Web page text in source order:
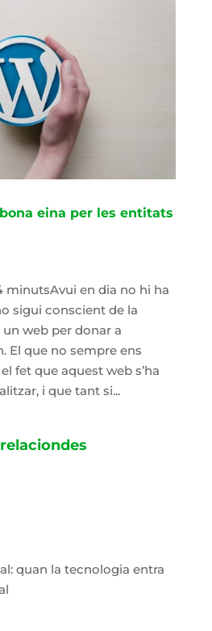
eina per les entitats
minutsAvui en dia no hi ha
sigui conscient de la
web per donar a
El que no sempre ens
fet que aquest web s’ha
i que tant si...
quan la tecnologia entra